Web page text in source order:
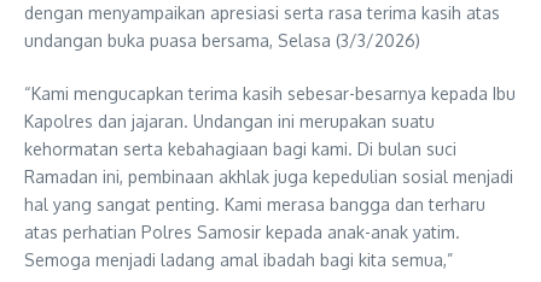
dengan menyampaikan apresiasi serta rasa terima kasih atas
undangan buka puasa bersama, Selasa (3/3/2026)
“Kami mengucapkan terima kasih sebesar-besarnya kepada Ibu
Kapolres dan jajaran. Undangan ini merupakan suatu
kehormatan serta kebahagiaan bagi kami. Di bulan suci
Ramadan ini, pembinaan akhlak juga kepedulian sosial menjadi
hal yang sangat penting. Kami merasa bangga dan terharu
atas perhatian Polres Samosir kepada anak-anak yatim.
Semoga menjadi ladang amal ibadah bagi kita semua,”